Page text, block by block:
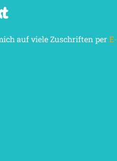
auf viele Zuschriften perE-